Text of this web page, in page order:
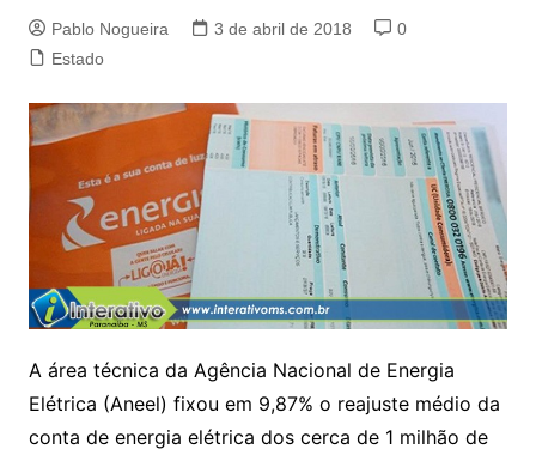
Pablo Nogueira 3 de abril de 2018
0
Estado
A área técnica da Agência Nacional de Energia
Elétrica (Aneel) fixou em 9,87% o reajuste médio da
conta de energia elétrica dos cerca de 1 milhão de